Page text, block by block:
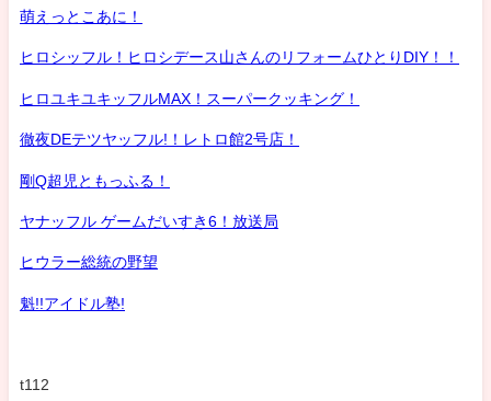
萌えっとこあに！
ヒロシッフル！ヒロシデース山さんのリフォームひとりDIY！！
ヒロユキユキッフルMAX！スーパークッキング！
徹夜DEテツヤッフル!！レトロ館2号店！
剛Q超児ともっふる！
ヤナッフル ゲームだいすき6！放送局
ヒウラー総統の野望
魁!!アイドル塾!
t112